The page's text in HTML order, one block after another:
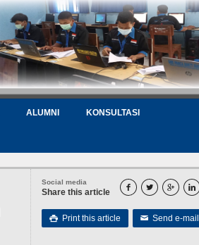
ALUMNI KONSULTASI
Social media
Share this article    
 Print this article ✉ Send e-mail